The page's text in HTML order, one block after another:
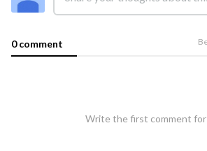
0 comment
Write the first comment